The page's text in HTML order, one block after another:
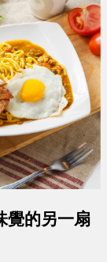
覺的另一扇